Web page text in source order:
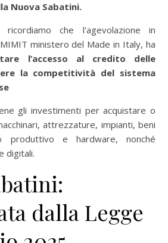
Nuova Sabatini.
che l'agevolazione in
ministero del Made in Italy, ha
l’accesso al credito delle
la competitività del sistema
gli investimenti per acquistare o
attrezzature, impianti, beni
produttivo e hardware, nonché
digitali.
dalla Legge